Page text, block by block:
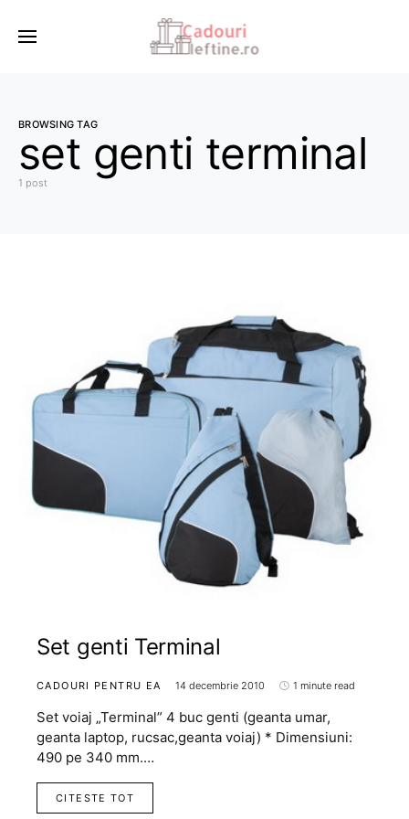
BROWSING TAG
set genti terminal
1 post
Set genti Terminal
CADOURI PENTRU EA 14 decembrie 2010 1 minute read
Set voiaj „Terminal” 4 buc genti (geanta umar,
geanta laptop, rucsac,geanta voiaj) * Dimensiuni:
490 pe 340 mm.…
CITESTE TOT